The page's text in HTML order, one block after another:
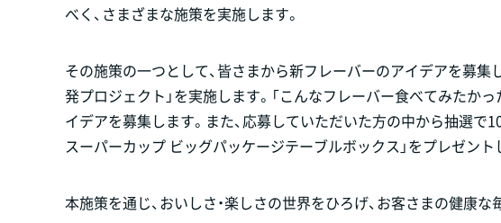
べく、さまざまな施策を実施します。
その施策の一つとして、皆さまから新フレーバーのアイデアを募集
発プロジェクト」を実施します。「こんなフレーバー食べてみたか
イデアを募集します。また、応募していただいた方の中から抽選で
スーパーカップ ビッグパッケージテーブルボックス」をプレゼント
本施策を通じ、おいしさ・楽しさの世界をひろげ、お客さまの健康な